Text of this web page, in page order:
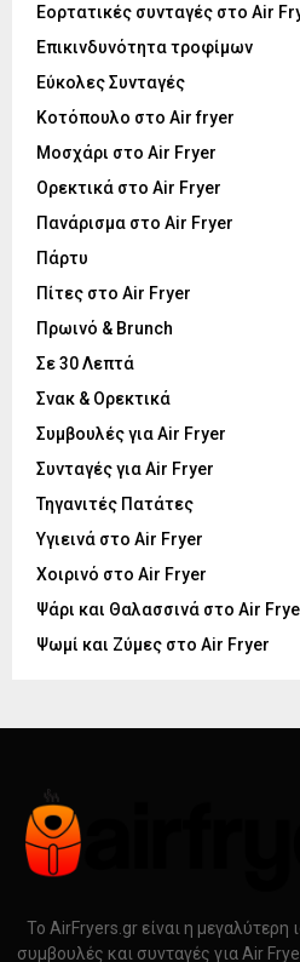
Εορτατικές συνταγές στο Air
Επικινδυνότητα τροφίμων
Εύκολες Συνταγές
Κοτόπουλο στο Air fryer
Μοσχάρι στο Air Fryer
Ορεκτικά στο Air Fryer
Πανάρισμα στο Air Fryer
Πάρτυ
Πίτες στο Air Fryer
Πρωινό & Brunch
Σε 30 Λεπτά
Σνακ & Ορεκτικά
Συμβουλές για Air Fryer
Συνταγές για Air Fryer
Τηγανιτές Πατάτες
Υγιεινά στο Air Fryer
Χοιρινό στο Air Fryer
Ψάρι και Θαλασσινά στο Air
Ψωμί και Ζύμες στο Air Fryer
Το AirFryers.gr είναι η μεγαλύτερη
συμβουλές και συνταγές για Air